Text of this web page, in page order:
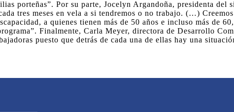
porteñas”. Por su parte, Jocelyn Argandoña, presidenta
tres meses en vela a si tendremos o no trabajo. (…)
a quienes tienen más de 50 años e incluso más de
Finalmente, Carla Meyer, directora de Desarrollo
puesto que detrás de cada una de ellas hay una